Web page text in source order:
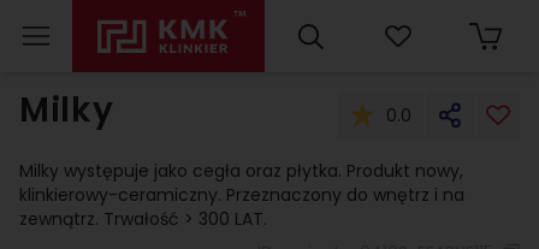
Milky 0.0
Milky występuje jako cegła oraz płytka. Produkt nowy,
klinkierowy-ceramiczny. Przeznaczony do wnętrz i na
zewnątrz. Trwałość > 300 LAT.